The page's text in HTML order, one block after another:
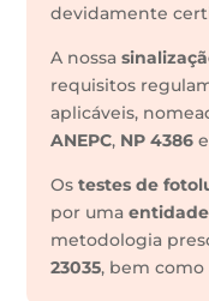
devidamente
A nossa
requisitos
aplicáveis,
ANEPC, NP 4386 e
Ostestes de
por uma
metodologia
23035, bem como